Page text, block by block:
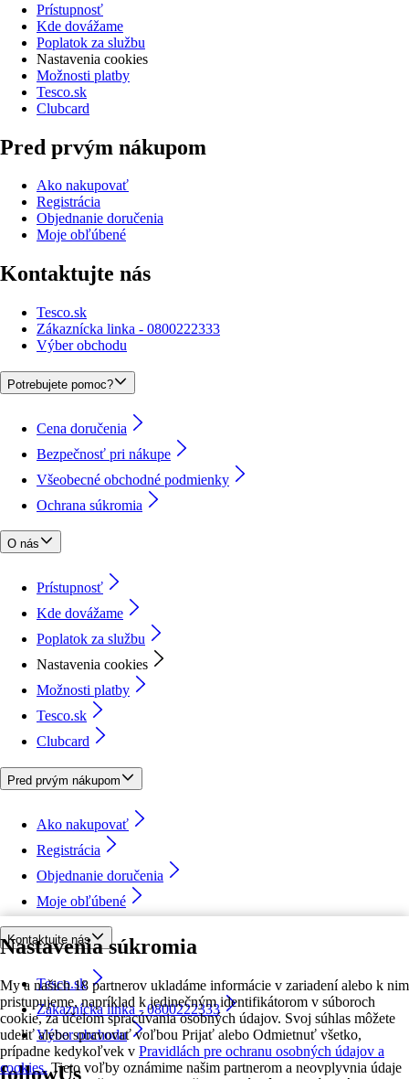
Nastavenia súkromia
My a našich 18 partnerov ukladáme informácie v zariadení alebo k nim
pristupujeme, napríklad k jedinečným identifikátorom v súboroch
cookie, za účelom spracúvania osobných údajov. Svoj súhlas môžete
udeliť alebo spravovať voľbou Prijať alebo Odmietnuť všetko,
prípadne kedykoľvek v Pravidlách pre ochranu osobných údajov a
cookies. Tieto voľby oznámime našim partnerom a neovplyvnia údaje
Prístupnosť
Kde dovážame
Poplatok za službu
Nastavenia cookies
Možnosti platby
Tesco.sk
Clubcard
Pred prvým nákupom
Ako nakupovať
Registrácia
Objednanie doručenia
Moje obľúbené
Kontaktujte nás
Tesco.sk
Zákaznícka linka - 0800222333
Výber obchodu
Potrebujete pomoc?
Cena doručenia
Bezpečnosť pri nákupe
Všeobecné obchodné podmienky
Ochrana súkromia
O nás
Prístupnosť
Kde dovážame
Poplatok za službu
Nastavenia cookies
Možnosti platby
Tesco.sk
Clubcard
Pred prvým nákupom
Ako nakupovať
Registrácia
Objednanie doručenia
Moje obľúbené
Kontaktujte nás
Tesco.sk
Zákaznícka linka - 0800222333
Výber obchodu
followUs